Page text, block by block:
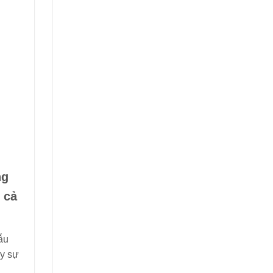
cả
sự